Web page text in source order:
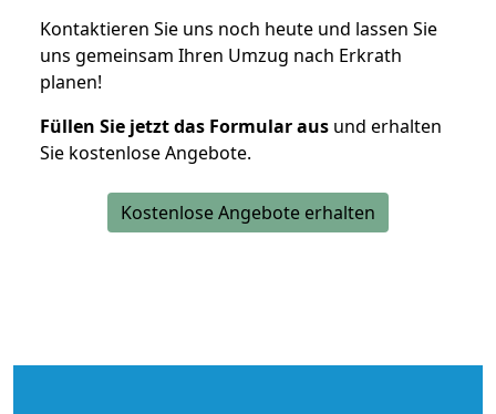
Kontaktieren Sie uns noch heute und lassen Sie
uns gemeinsam Ihren Umzug nach Erkrath
planen!
Füllen Sie jetzt das Formular aus und erhalten
Sie kostenlose Angebote.
Kostenlose Angebote erhalten